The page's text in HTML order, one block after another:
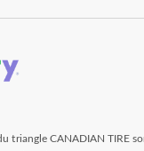
triangle CANADIAN TIRE